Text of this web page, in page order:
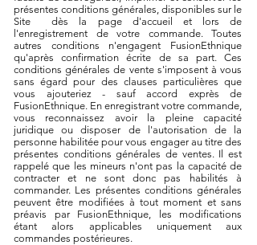
présentes conditions générales, disponibles sur le
Site dès la page d'accueil et lors de
l'enregistrement de votre commande. Toutes
autres conditions n'engagent FusionEthnique
qu'après confirmation écrite de sa part. Ces
conditions générales de vente s'imposent à vous
sans égard pour des clauses particulières que
vous ajouteriez - sauf accord exprès de
FusionEthnique. En enregistrant votre commande,
vous reconnaissez avoir la pleine capacité
juridique ou disposer de l'autorisation de la
personne habilitée pour vous engager au titre des
présentes conditions générales de ventes. Il est
rappelé que les mineurs n'ont pas la capacité de
contracter et ne sont donc pas habilités à
commander. Les présentes conditions générales
peuvent être modifiées à tout moment et sans
préavis par FusionEthnique, les modifications
étant alors applicables uniquement aux
commandes postérieures.